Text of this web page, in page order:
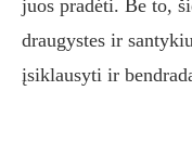
juos pradėti. Be to,
draugystes ir
įsiklausyti ir